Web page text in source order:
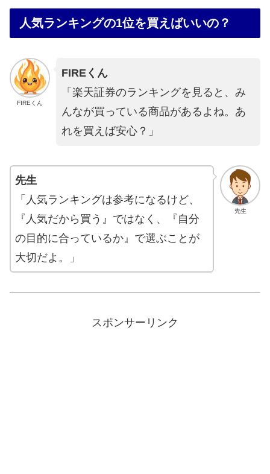
人気ランキングの1位を買えばいいの？
FIREくん
FIREくん
「楽天証券のランキングを見ると、み
んなが買っている商品があるよね。あ
れを買えば安心？」
先生
先生
「人気ランキングは参考になるけど、
『人気だから買う』ではなく、『自分
の目的に合っているか』で選ぶことが
大切だよ。」
スポンサーリンク